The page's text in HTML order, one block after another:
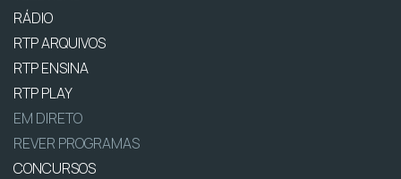
RÁDIO
RTP ARQUIVOS
RTP ENSINA
RTP PLAY
EM DIRETO
REVER PROGRAMAS
CONCURSOS